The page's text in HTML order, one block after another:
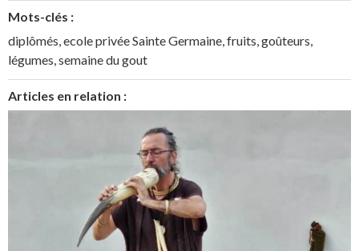
Mots-clés :
diplômés,ecole privée Sainte Germaine,fruits,goûteurs,
légumes,semaine du gout
Articles en relation :